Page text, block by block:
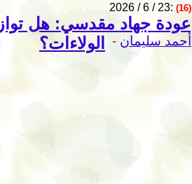
2026 / 6 / 23: (16)
عودة جهاد مقدسي: هل
الولاءات؟
- أحمد سليمان